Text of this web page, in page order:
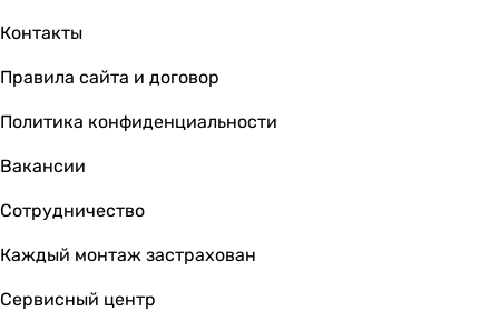
Контакты
Правила сайта и договор
Политика конфиденциальности
Вакансии
Сотрудничество
Каждый монтаж застрахован
Сервисный центр